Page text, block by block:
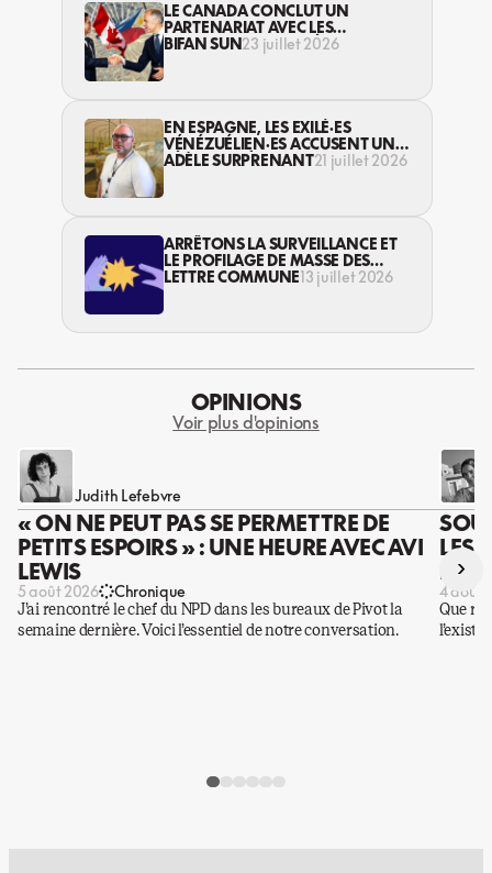
LE CANADA CONCLUT UN
PARTENARIAT AVEC LES
PHILIPPINES, MALGRÉ DES
VIOLATIONS DE DROITS
BIFAN SUN23 juillet 2026
EN ESPAGNE, LES EXILÉ·ES
VÉNÉZUÉLIEN·ES ACCUSENT UN
SÉISME APRÈS L’AUTRE
ADÈLE SURPRENANT21 juillet 2026
ARRÊTONS LA SURVEILLANCE ET
LE PROFILAGE DE MASSE DES
PERSONNES MIGRANTES !
LETTRE COMMUNE13 juillet 2026
OPINIONS
Voir plus d'opinions
Judith Lefebvre
« ON NE PEUT PAS SE PERMETTRE DE
PETITS ESPOIRS » : UNE HEURE AVEC AVI
LEWIS
5 août 2026 Chronique
J’ai rencontré le chef du NPD dans les bureaux de Pivot la
semaine dernière. Voici l’essentiel de notre conversation.
LES
DES
4 août
Que
›